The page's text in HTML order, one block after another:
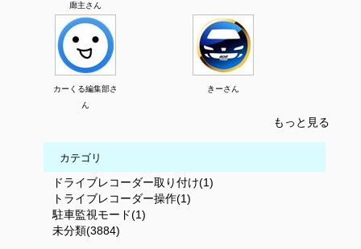
廊主さん
カーくる編集部さ
ん
きーさん
もっと見る
カテゴリ
ドライブレコーダー取り付け(1)
トライブレコーダー操作(1)
駐車監視モード(1)
未分類(3884)